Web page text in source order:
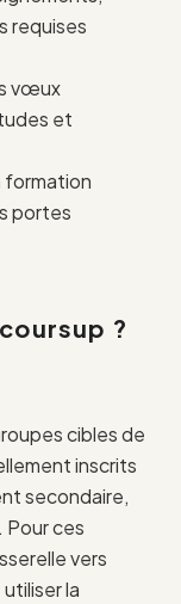
requises
vœux
et
formation
portes
?
cibles de
inscrits
secondaire,
Pour ces
vers
la